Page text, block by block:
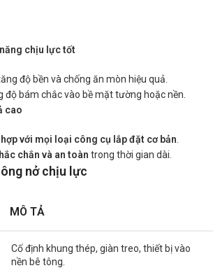
chịu lực tốt
độ bền và chống ăn mòn hiệu quả.
độ bám chắc vào bề mặt tường hoặc nền.
cao
hợp với mọi loại công cụ lắp đặt cơ bản
chắn và an toàn trong thời gian dài.
nở chịu lực
MÔ TẢ
Cố định khung thép, giàn treo, thiết bị vào
nền bê tông.